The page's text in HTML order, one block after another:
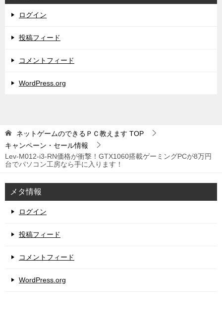
ログイン
投稿フィード
コメントフィード
WordPress.org
ネットゲームのできるＰＣ教えます TOP
キャンペーン・セール情報
Lev-M012-i3-RN価格が衝撃！GTX1060搭載ゲーミングPCが8万円
台でパソコン工房なら手に入ります！
メタ情報
ログイン
投稿フィード
コメントフィード
WordPress.org